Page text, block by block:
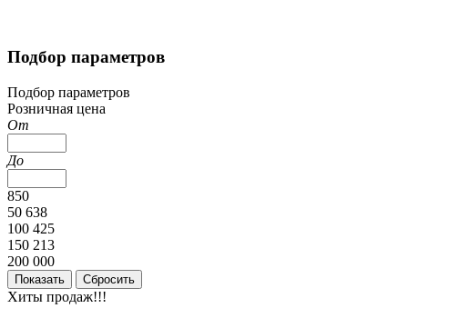
Подбор параметров
Подбор параметров
Розничная цена
От
До
850
50 638
100 425
150 213
200 000
Хиты продаж!!!